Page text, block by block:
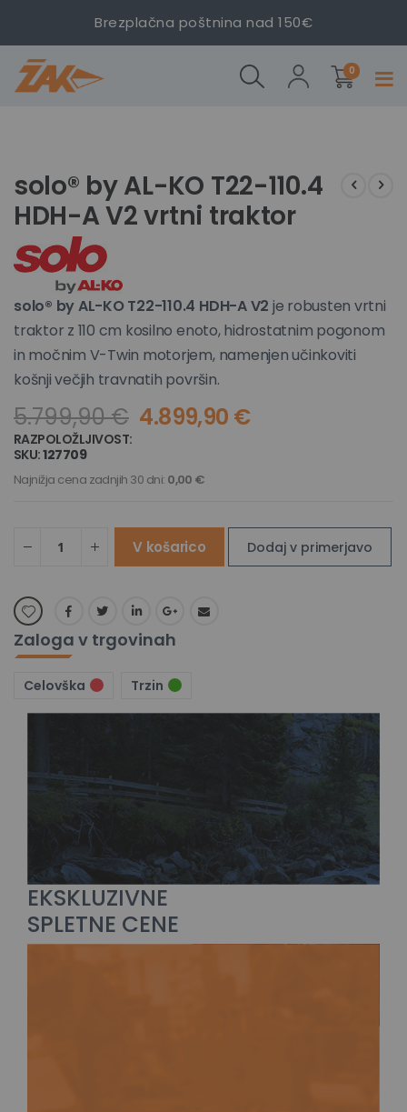
Brezplačna poštnina nad 150€
0izdelki
konec
galerije
slik
V2
vrtni
V2
vrtni
V2
vrtni
začetek
galerije
slik
solo® by AL-KO T22-110.4
HDH-A V2 vrtni traktor
solo® by AL-KO T22-110.4 HDH-A V2 je robusten vrtni
traktor z 110 cm kosilno enoto, hidrostatnim pogonom
in močnim V-Twin motorjem, namenjen učinkoviti
košnji večjih travnatih površin.
5.799,90 € 4.899,90 €
RAZPOLOŽLJIVOST:
SKU 127709
Najnižja cena zadnjih 30 dni: 0,00 €
V košarico Dodaj v primerjavo
Zaloga v trgovinah
Celovška Trzin
EKSKLUZIVNE
SPLETNE CENE